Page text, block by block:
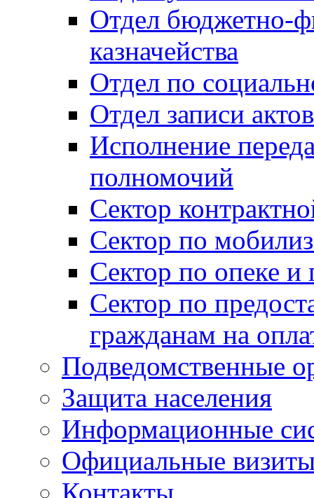
Отдел бюджетно-
казначейства
Отдел по
Отдел записи
Исполнение
полномочий
Сектор
Сектор по
Сектор по опеке и
Сектор по
гражданам на
Подведомственные
Защита населения
Информационные
Официальные